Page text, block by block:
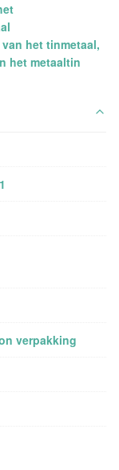
het tinmetaal,
het metaaltin
verpakking